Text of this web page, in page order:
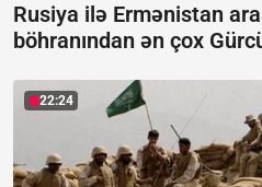
Rusiya ilə Ermənistan
böhranından ən çox
22:24